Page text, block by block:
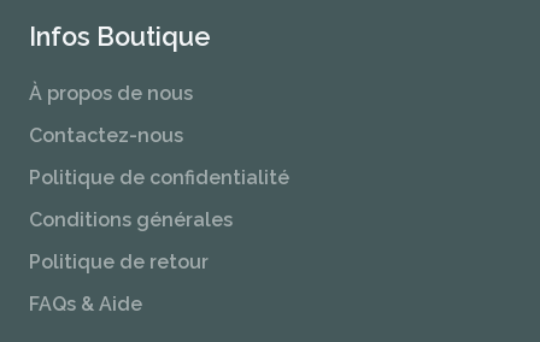
Infos Boutique
À propos de nous
Contactez-nous
Politique de confidentialité
Conditions générales
Politique de retour
FAQs & Aide